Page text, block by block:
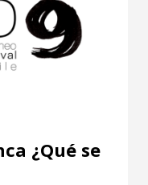
¿Qué se